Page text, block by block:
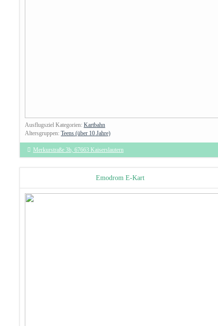
Ausflugsziel Kategorien:Kartbahn
Altersgruppen:Teens (über 10 Jahre)
Merkurstraße 3b, 67663 Kaiserslautern
Emodrom E-Kart